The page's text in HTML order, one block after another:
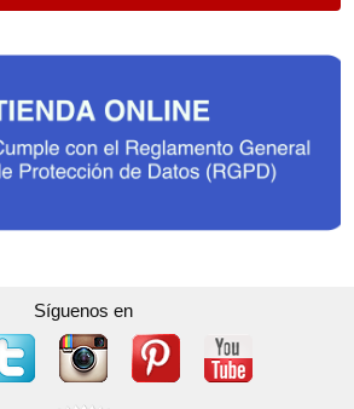
Síguenos en